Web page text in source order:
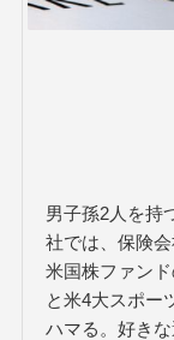
男子孫2人を持
社では、保険
米国株ファン
と米4大スポー
ハマる。好き